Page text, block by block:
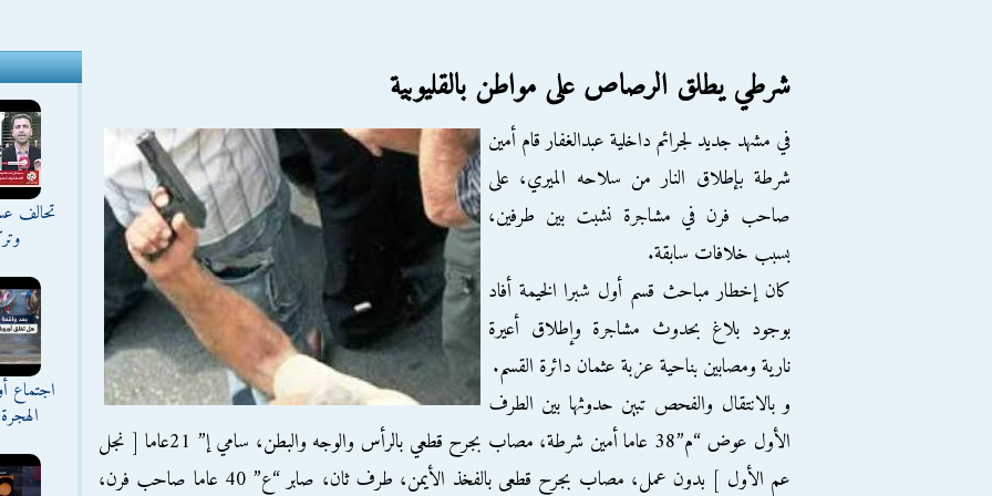
شرطي يطلق الرصاص على مواطن بالقليوبية
في مشهد جديد لجرائم داخلية عبدالغفار قام أمين
شرطة بإطلاق النار من سلاحه الميري، على
صاحب فرن في مشاجرة نشبت بين طرفين،
بسبب خلافات سابقة.
كان إخطار مباحث قسم أول شبرا الخيمة أفاد
بوجود بلاغ بحدوث مشاجرة وإطلاق أعيرة
نارية ومصابين بناحية عزبة عثمان دائرة القسم.
و بالانتقال والفحص تبين حدوثها بين الطرف
الأول عوض “م”38 عاما أمين شرطة، مصاب بجرح قطعي بالرأس والوجه والبطن، سامي إ” 21عاما [ نجل
عم الأول ] بدون عمل، مصاب بجرح قطعى بالفخذ الأيمن، طرف ثان، صابر “ع” 40 عاما صاحب فرن،
تحالف
اجتماع